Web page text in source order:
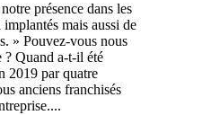
présence dans les
mais aussi de
» Pouvez-vous nous
? Quand a-t-il été
2019 par quatre
anciens franchisés